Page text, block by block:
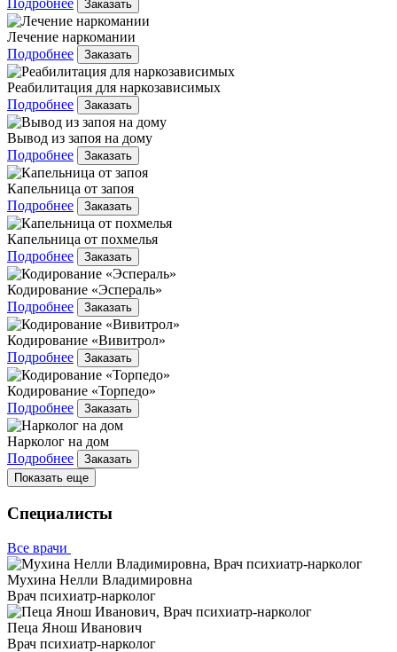
Подробнее Заказать
Лечение наркомании
Подробнее
Заказать
Реабилитация для наркозависимых
Подробнее
Заказать
Вывод из запоя на дому
Подробнее
Заказать
Капельница от запоя
Подробнее
Заказать
Капельница от похмелья
Подробнее
Заказать
Кодирование «Эспераль»
Подробнее
Заказать
Кодирование «Вивитрол»
Подробнее
Заказать
Кодирование «Торпедо»
Подробнее
Заказать
Нарколог на дом
Подробнее
Заказать
Показать еще
Специалисты
Все врачи
Мухина Нелли Владимировна
Врач психиатр-нарколог
Пеца Янош Иванович
Врач психиатр-нарколог